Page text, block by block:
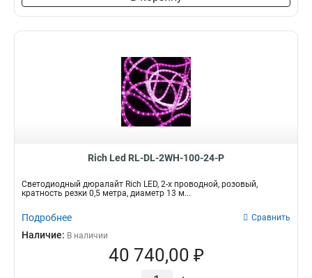
Rich Led RL-DL-2WH-100-24-P
Светодиодный дюралайт Rich LED, 2-х проводной, розовый,
кратность резки 0,5 метра, диаметр 13 м...
Подробнее Сравнить
Наличие: В наличии
40 740,00 ₽